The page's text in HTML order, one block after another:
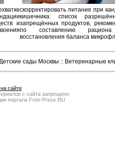
и
скорректировать питание при
кишечника: список
запрещённых продуктов,
по составлению
восстановления баланса
сады Москвы :: Ветеринарные
сайте
с сайта запрещено
портала Free-Press.RU